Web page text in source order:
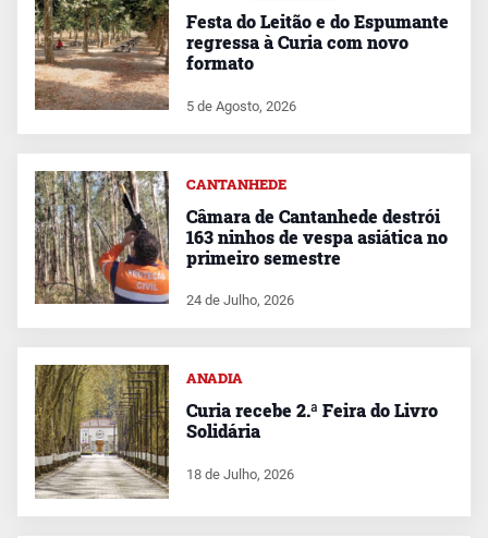
Festa do Leitão e do Espumante
regressa à Curia com novo
formato
5 de Agosto, 2026
CANTANHEDE
Câmara de Cantanhede destrói
163 ninhos de vespa asiática no
primeiro semestre
24 de Julho, 2026
ANADIA
Curia recebe 2.ª Feira do Livro
Solidária
18 de Julho, 2026